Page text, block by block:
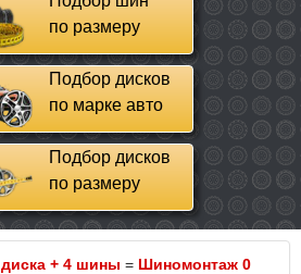
по размеру
Подбор дисков
по марке авто
Подбор дисков
по размеру
+ 4 шины = Шиномонтаж 0